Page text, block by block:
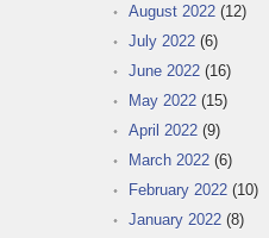
August 2022 (12)
July 2022 (6)
June 2022 (16)
May 2022 (15)
April 2022 (9)
March 2022 (6)
February 2022 (10)
January 2022 (8)